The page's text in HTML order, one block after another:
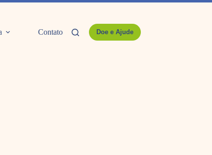
Contato Doe e Ajude